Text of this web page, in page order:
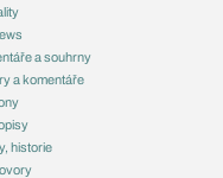
a souhrny
a komentáře
historie